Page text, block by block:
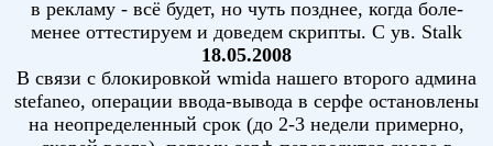
в рекламу - всё будет, но чуть позднее, когда боле-
менее оттестируем и доведем скрипты. С ув. Stalk
18.05.2008
В связи с блокировкой wmida нашего второго админа
stefaneo, операции ввода-вывода в серфе остановлены
на неопределенный срок (до 2-3 недели примерно,